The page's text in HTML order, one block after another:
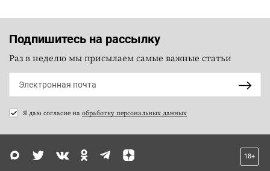
Подпишитесь на рассылку
Раз в неделю мы присылаем самые важные статьи
Я даю согласие на обработку персональных данных
18+